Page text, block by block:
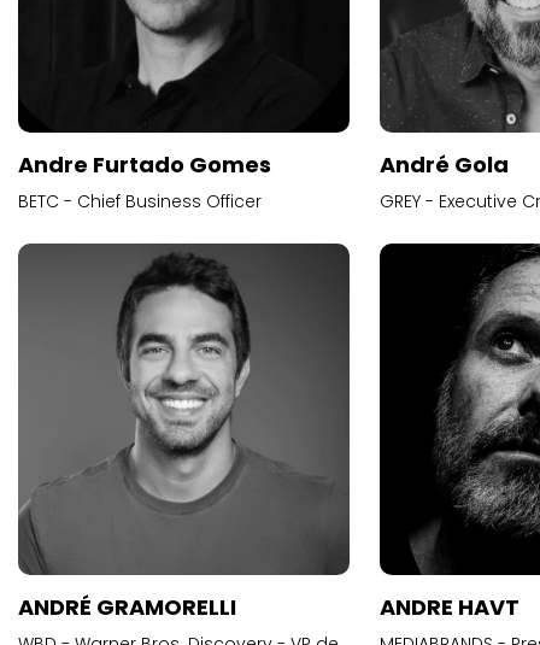
Andre Furtado Gomes
BETC - Chief Business Officer
André Gola
GREY - Executive
ANDRÉ GRAMORELLI ANDRE HAVT